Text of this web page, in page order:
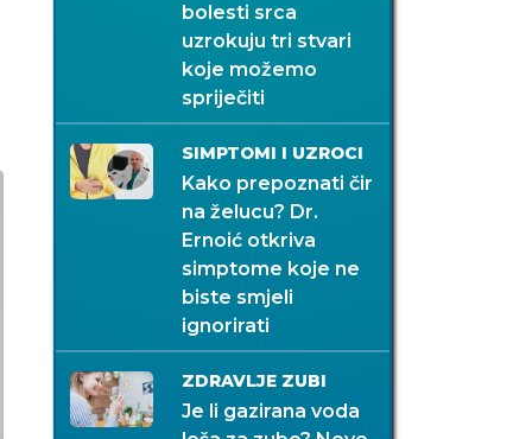
bolesti srca
uzrokuju tri stvari
koje možemo
spriječiti
SIMPTOMI I UZROCI
Kako prepoznati čir
na želucu? Dr.
Ernoić otkriva
simptome koje ne
biste smjeli
ignorirati
ZDRAVLJE ZUBI
Je li gazirana voda